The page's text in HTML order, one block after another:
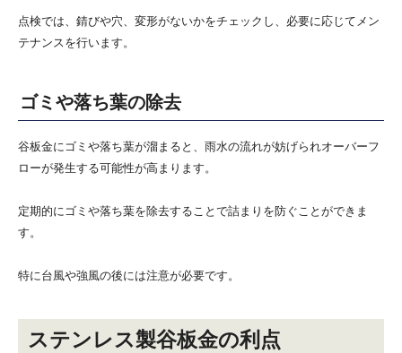
点検では、錆びや穴、変形がないかをチェックし、必要に応じてメン
テナンスを行います。
ゴミや落ち葉の除去
谷板金にゴミや落ち葉が溜まると、雨水の流れが妨げられオーバーフ
ローが発生する可能性が高まります。
定期的にゴミや落ち葉を除去することで詰まりを防ぐことができま
す。
特に台風や強風の後には注意が必要です。
ステンレス製谷板金の利点